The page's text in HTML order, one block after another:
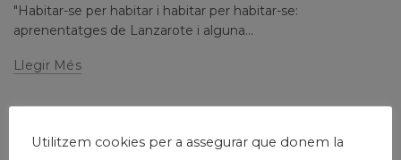
"Habitar-se per habitar i habitar per habitar-se:
aprenentatges de Lanzarote i alguna...
Llegir Més
Utilitzem cookies per a assegurar que donem la